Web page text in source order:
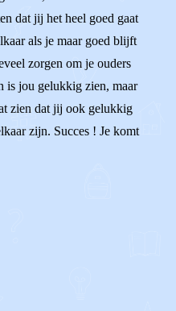
dat jij het heel goed gaat
als je maar goed blijft
zorgen om je ouders
is jou gelukkig zien, maar
zien dat jij ook gelukkig
zijn. Succes ! Je komt